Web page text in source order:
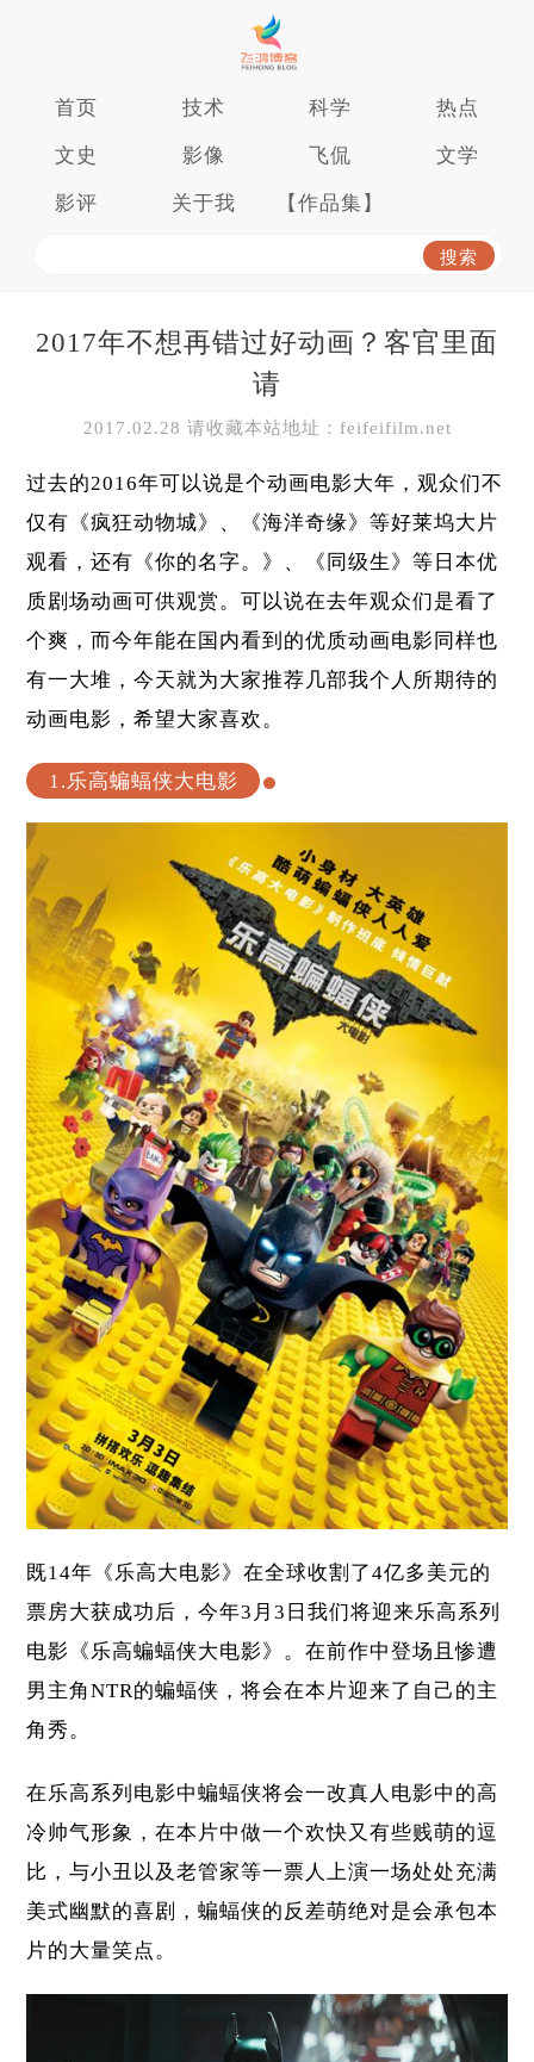
首页 技术 科学 热点
文史 影像 飞侃 文学
影评 关于我 【作品集】
2017年不想再错过好动画？客官里面
请
2017.02.28 请收藏本站地址：feifeifilm.net
过去的2016年可以说是个动画电影大年，观众们不
仅有《疯狂动物城》、《海洋奇缘》等好莱坞大片
观看，还有《你的名字。》、《同级生》等日本优
质剧场动画可供观赏。可以说在去年观众们是看了
个爽，而今年能在国内看到的优质动画电影同样也
有一大堆，今天就为大家推荐几部我个人所期待的
动画电影，希望大家喜欢。
1.乐高蝙蝠侠大电影
既14年《乐高大电影》在全球收割了4亿多美元的
票房大获成功后，今年3月3日我们将迎来乐高系列
电影《乐高蝙蝠侠大电影》。在前作中登场且惨遭
男主角NTR的蝙蝠侠，将会在本片迎来了自己的主
角秀。
在乐高系列电影中蝙蝠侠将会一改真人电影中的高
冷帅气形象，在本片中做一个欢快又有些贱萌的逗
比，与小丑以及老管家等一票人上演一场处处充满
美式幽默的喜剧，蝙蝠侠的反差萌绝对是会承包本
片的大量笑点。